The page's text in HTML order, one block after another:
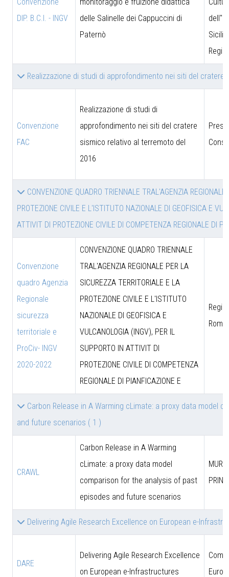
DIP. B.C.I. - INGV
delle Salinelle dei Cappuccini di
Paternò
Realizzazione di studi di approfondimento nei siti del
Convenzione
FAC
Realizzazione di studi di
approfondimento nei siti del cratere
sismico relativo al terremoto del
2016
CONVENZIONE QUADRO TRIENNALE TRAL'AGENZIA
PROTEZIONE CIVILE E L'ISTITUTO NAZIONALE DI GEOFISICA E
ATTIVIT DI PROTEZIONE CIVILE DI COMPETENZA REGIONALE DI
Convenzione
quadro Agenzia
Regionale
sicurezza
territoriale e
ProCiv- INGV
2020-2022
CONVENZIONE QUADRO TRIENNALE
TRAL'AGENZIA REGIONALE PER LA
SICUREZZA TERRITORIALE E LA
PROTEZIONE CIVILE E L'ISTITUTO
NAZIONALE DI GEOFISICA E
VULCANOLOGIA (INGV), PER IL
SUPPORTO IN ATTIVIT DI
PROTEZIONE CIVILE DI COMPETENZA
REGIONALE DI PIANFICAZIONE E
Carbon Release in A Warming cLimate: a proxy data model
and future scenarios ( 1 )
CRAWL
Carbon Release in A Warming
cLimate: a proxy data model
comparison for the analysis of past
episodes and future scenarios
MUR
PRIN)
Delivering Agile Research Excellence on European e-
DARE
Delivering Agile Research Excellence
on European e-Infrastructures